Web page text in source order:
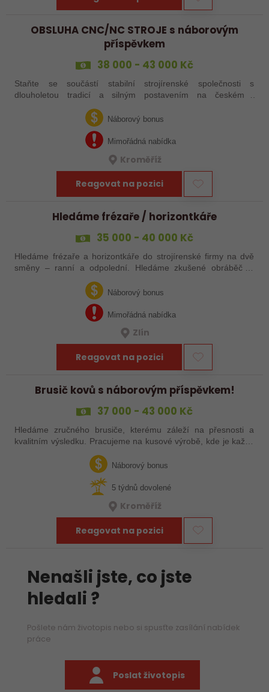
OBSLUHA CNC/NC STROJE s náborovým
příspěvkem
38 000 - 43 000 Kč
Staňte se součástí stabilní strojírenské společnosti s
dlouholetou tradicí a silným postavením na českém i
aktuálně obsazujeme více typů…
Náborový bonus
Mimořádná nabídka
Kroměříž
Reagovat na pozici
Hledáme frézaře / horizontkáře
35 000 - 40 000 Kč
Hledáme frézaře a horizontkáře do strojírenské firmy na dvě
směny – ranní a odpolední. Hledáme zkušené obráběče i
šikovné nováčky, kteří chtějí dělat poctivé řemeslo na
zajímavých zakázkách. Zašlete…
Náborový bonus
Mimořádná nabídka
Zlín
Reagovat na pozici
Brusič kovů s náborovým příspěvkem!
37 000 - 43 000 Kč
Hledáme zručného brusiče, kterému záleží na přesnosti a
kvalitním výsledku. Pracujeme na kusové výrobě, kde je každý
plocho nebo kulato – nebo…Náborový bonus
5 týdnů dovolené
Kroměříž
Reagovat na pozici
Nenašli jste, co jste
hledali ?
Pošlete nám životopis nebo si spusťte zasílání nabídek
práce
Poslat životopis